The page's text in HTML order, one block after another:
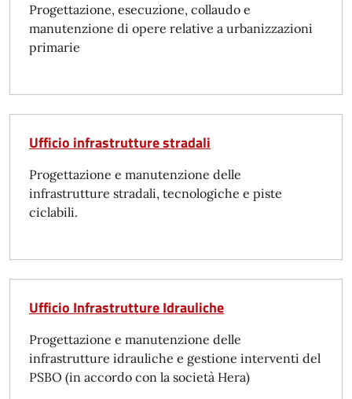
Progettazione, esecuzione, collaudo e
manutenzione di opere relative a urbanizzazioni
primarie
Ufficio infrastrutture stradali
Progettazione e manutenzione delle
infrastrutture stradali, tecnologiche e piste
ciclabili.
Ufficio Infrastrutture Idrauliche
Progettazione e manutenzione delle
infrastrutture idrauliche e gestione interventi del
PSBO (in accordo con la società Hera)